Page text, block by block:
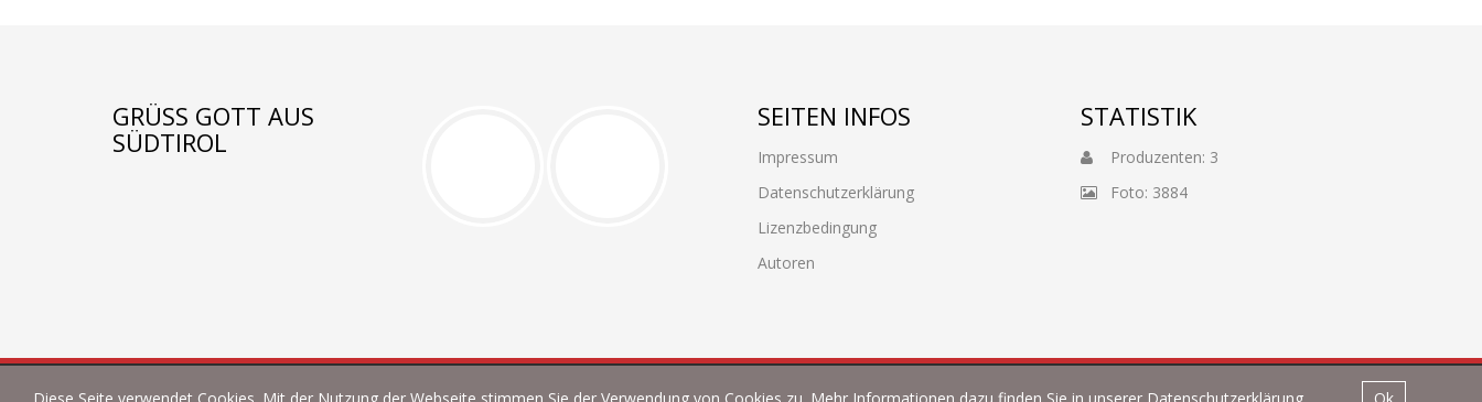
GRÜSS GOTT AUS S
ÜDTIROL
SEITEN INFOS
Impressum
Datenschutzerklärung
Lizenzbedingung
Autoren
STATISTIK
Produzenten: 3
Foto: 3884